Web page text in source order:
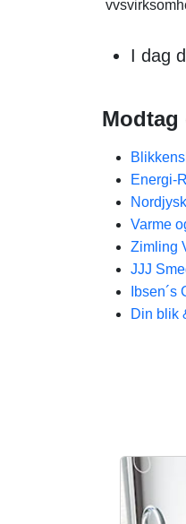
I dag
Energi-
Varme
Zimling
JJJ
Ibsen´s
Din blik